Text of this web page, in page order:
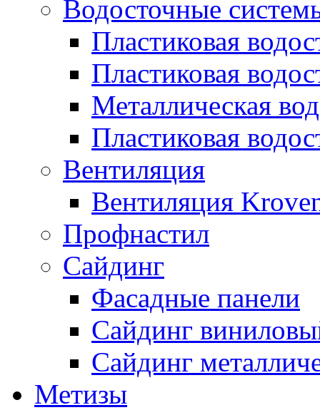
Водосточные
Пластиковая
Пластиковая
Металлическая
Пластиковая
Вентиляция
Вентиляция
Профнастил
Сайдинг
Фасадные панели
Сайдинг
Сайдинг
Метизы